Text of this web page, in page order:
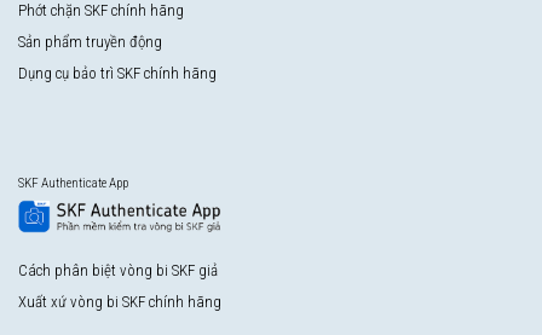
Phớt chặn SKF chính hãng
Sản phẩm truyền động
Dụng cụ bảo trì SKF chính hãng
SKF Authenticate App
Cách phân biệt vòng bi SKF giả
Xuất xứ vòng bi SKF chính hãng